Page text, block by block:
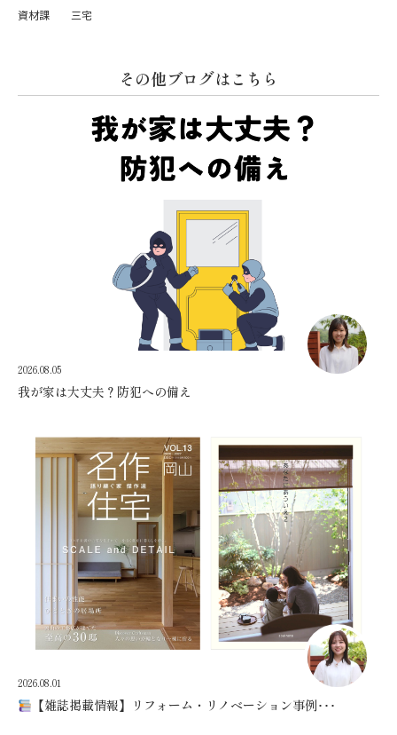
資材課 三宅
その他ブログはこちら
2026.08.05
我が家は大丈夫？防犯への備え
2026.08.01
【雑誌掲載情報】リフォーム・リノベーション事例･･･